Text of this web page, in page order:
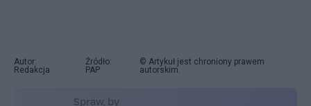
Autor:
Redakcja
Źródło:
PAP
© Artykuł jest chroniony prawem
autorskim.